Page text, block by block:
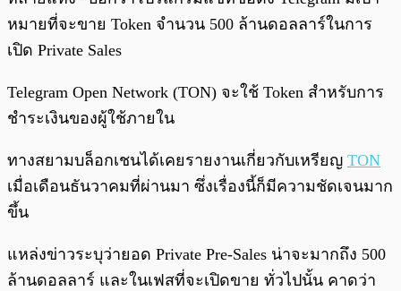
หมายที่จะขาย Token จำนวน 500 ล้านดอลลาร์ในการ
เปิด Private Sales
Telegram Open Network (TON) จะใช้ Token สำหรับการ
ชำระเงินของผู้ใช้ภายใน
ทางสยามบล็อกเชนได้เคยรายงานเกี่ยวกับเหรียญ TON
เมื่อเดือนธันวาคมที่ผ่านมา ซึ่งเรื่องนี้ก็มีความชัดเจนมาก
ขึ้น
แหล่งข่าวระบุว่ายอด Private Pre-Sales น่าจะมากถึง 500
ล้านดอลลาร์ และในเฟสที่จะเปิดขาย ทั่วไปนั้น คาดว่า